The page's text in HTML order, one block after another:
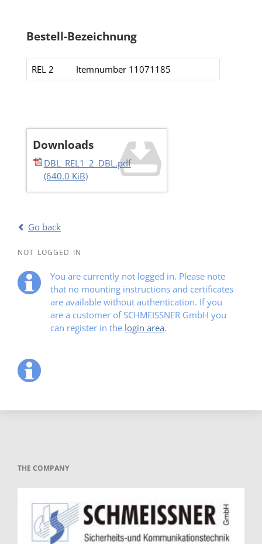
Bestell-Bezeichnung
REL 2 Itemnumber 11071185​
Downloads
DBL_REL1_2_DBL.pdf
(640.0 KiB)
Go back
NOT LOGGED IN
You are currently not logged in. Please note
that no mounting instructions and certificates
are available without authentication. If you
are a customer of SCHMEISSNER GmbH you
can register in the login area.
THE COMPANY